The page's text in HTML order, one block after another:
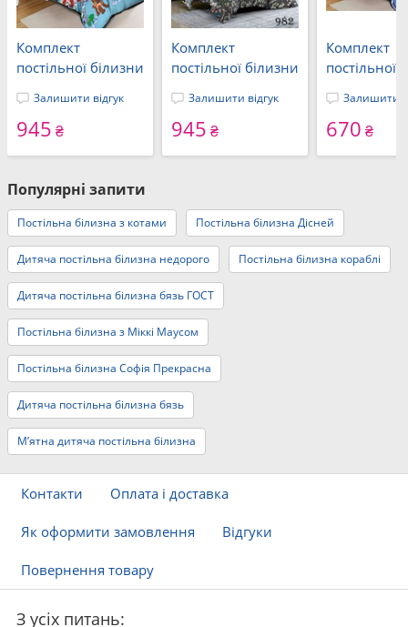
Комплект
постільної білизни
Щенячий Патруль,
підлітковий (1106)
Залишити відгук
945 ₴
Комплект
постільної білизни
Ранфорс,
підлітковий,
Залишити відгук
945 ₴
Комплект
постільної
Spiderman,
ранфорс,
Залишити
670 ₴
Популярні запити
Постільна білизна з котами Постільна білизна Дісней
Дитяча постільна білизна недорого Постільна білизна кораблі
Дитяча постільна білизна бязь ГОСТ
Постільна білизна з Міккі Маусом
Постільна білизна Софія Прекрасна
Дитяча постільна білизна бязь
М’ятна дитяча постільна білизна
Контакти Оплата і доставка
Як оформити замовлення Відгуки
Повернення товару
З усіх питань: